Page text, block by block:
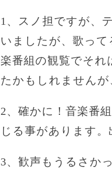
1、スノ担ですが、
いましたが、歌っ
楽番組の観覧でそ
たかもしれませんが
2、確かに！音楽番
じる事があります
3、歓声もうるさか